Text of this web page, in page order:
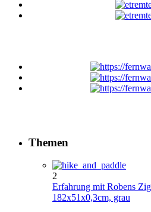
Themen
2
Erfahrung mit Robens
182x51x0,3cm, grau